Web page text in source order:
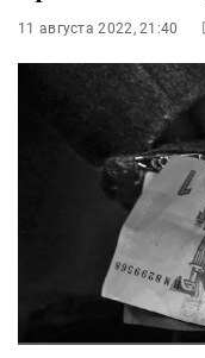
11 августа 2022, 21:40